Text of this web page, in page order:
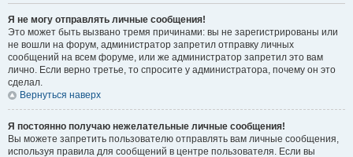
Я не могу отправлять личные сообщения!
Это может быть вызвано тремя причинами: вы не зарегистрированы или
не вошли на форум, администратор запретил отправку личных
сообщений на всем форуме, или же администратор запретил это вам
лично. Если верно третье, то спросите у администратора, почему он это
сделал.
Вернуться наверх
Я постоянно получаю нежелательные личные сообщения!
Вы можете запретить пользователю отправлять вам личные сообщения,
используя правила для сообщений в центре пользователя. Если вы